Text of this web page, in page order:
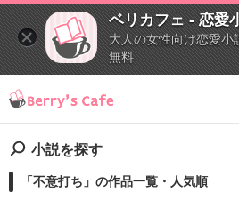
ベリカフェ - 恋愛
大人の女性向け恋愛小
無料
小説を探す
「不意打ち」の作品一覧・人気順